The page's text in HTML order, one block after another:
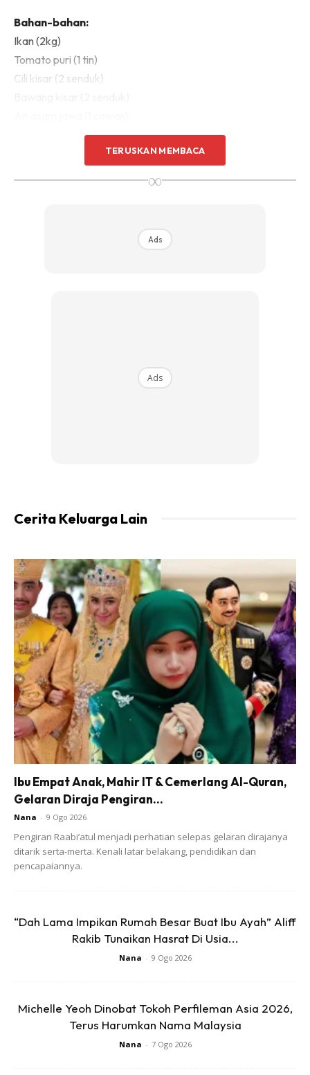
Bahan-bahan:
Ikan (2kg)
Tomato puri (1 tin)
Cili kisar (2 senduk)
Ads
Cara membuatnya
1. Tumis dahulu bawang kisar dan cili kisar sehingga minyak
2. Kemudian, masukkan air asam jawa, cili sos dan tomato
kerana kuah akan cepat pekat apabila masuk dalam
pressure cooker nanti.
TERUSKAN MEMBACA
∞
Ads
Ads
Cerita Keluarga Lain
Ibu Empat Anak, Mahir IT & Cemerlang Al-Quran,
Gelaran Diraja Pengiran...
Nana - 9 Ogo 2026
Pengiran Raabi’atul menjadi perhatian selepas gelaran dirajanya
ditarik serta-merta. Kenali latar belakang, pendidikan dan
pencapaiannya.
“Dah Lama Impikan Rumah Besar Buat Ibu Ayah” Aliff
Rakib Tunaikan Hasrat Di Usia...
Nana - 9 Ogo 2026
Michelle Yeoh Dinobat Tokoh Perfileman Asia 2026,
Terus Harumkan Nama Malaysia
Nana - 7 Ogo 2026